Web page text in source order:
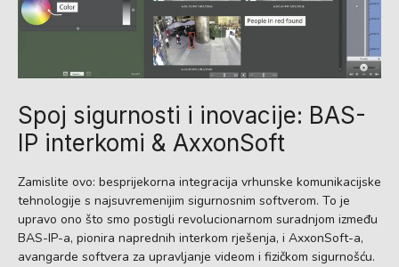
Spoj sigurnosti i inovacije: BAS-
IP interkomi & AxxonSoft
Zamislite ovo: besprijekorna integracija vrhunske komunikacijske
tehnologije s najsuvremenijim sigurnosnim softverom. To je
upravo ono što smo postigli revolucionarnom suradnjom između
BAS-IP-a, pionira naprednih interkom rješenja, i AxxonSoft-a,
avangarde softvera za upravljanje videom i fizičkom sigurnošću.